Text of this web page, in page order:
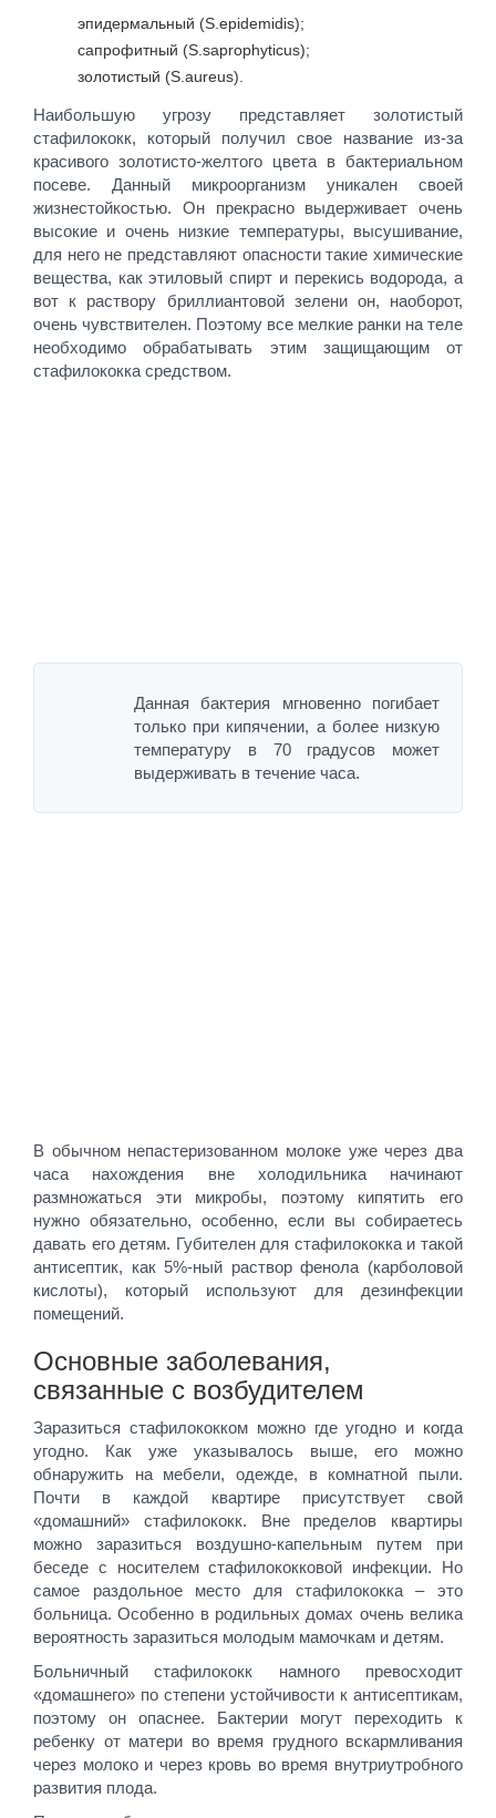
эпидермальный (S.epidemidis);
сапрофитный (S.saprophyticus);
золотистый (S.aureus).
Наибольшую угрозу представляет золотистый
стафилококк, который получил свое название из-за
красивого золотисто-желтого цвета в бактериальном
посеве. Данный микроорганизм уникален своей
жизнестойкостью. Он прекрасно выдерживает очень
высокие и очень низкие температуры, высушивание,
для него не представляют опасности такие химические
вещества, как этиловый спирт и перекись водорода, а
вот к раствору бриллиантовой зелени он, наоборот,
очень чувствителен. Поэтому все мелкие ранки на теле
необходимо обрабатывать этим защищающим от
стафилококка средством.
Данная бактерия мгновенно погибает
только при кипячении, а более низкую
температуру в 70 градусов может
выдерживать в течение часа.
В обычном непастеризованном молоке уже через два
часа нахождения вне холодильника начинают
размножаться эти микробы, поэтому кипятить его
нужно обязательно, особенно, если вы собираетесь
давать его детям. Губителен для стафилококка и такой
антисептик, как 5%-ный раствор фенола (карболовой
кислоты), который используют для дезинфекции
помещений.
Основные заболевания,
связанные с возбудителем
Заразиться стафилококком можно где угодно и когда
угодно. Как уже указывалось выше, его можно
обнаружить на мебели, одежде, в комнатной пыли.
Почти в каждой квартире присутствует свой
«домашний» стафилококк. Вне пределов квартиры
можно заразиться воздушно-капельным путем при
беседе с носителем стафилококковой инфекции. Но
самое раздольное место для стафилококка – это
больница. Особенно в родильных домах очень велика
вероятность заразиться молодым мамочкам и детям.
Больничный стафилококк намного превосходит
«домашнего» по степени устойчивости к антисептикам,
поэтому он опаснее. Бактерии могут переходить к
ребенку от матери во время грудного вскармливания
через молоко и через кровь во время внутриутробного
развития плода.